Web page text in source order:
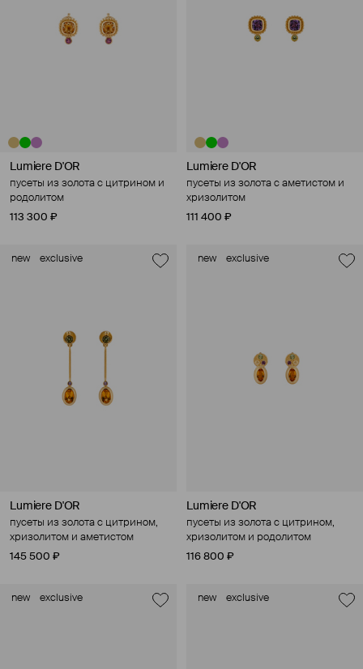
Lumiere D'OR
пусеты из золота с цитрином и
родолитом
113 300 ₽
Lumiere D'OR
пусеты из золота с аметистом и
хризолитом
111 400 ₽
new exclusive
Lumiere D'OR
пусеты из золота с цитрином,
хризолитом и аметистом
145 500 ₽
new exclusive
Lumiere D'OR
пусеты из золота с цитрином,
хризолитом и родолитом
116 800 ₽
new exclusive new exclusive